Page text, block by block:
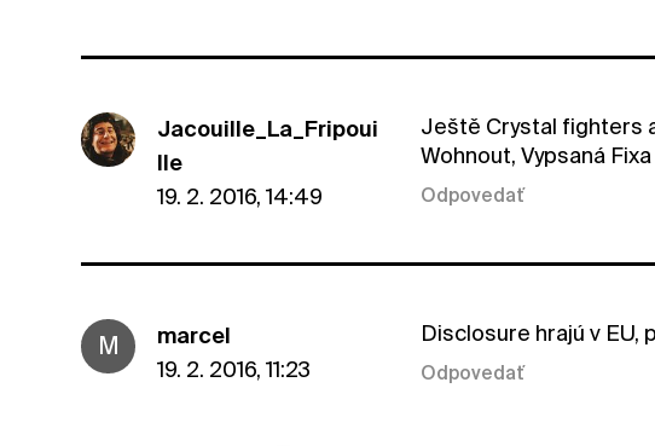
Jacouille_La_Fripoui
lle
19. 2. 2016, 14:49
Ještě Crystal fighters
Wohnout, Vypsaná
Odpovedať
M
marcel
19. 2. 2016, 11:23
Disclosure hrajú v EU,
Odpovedať